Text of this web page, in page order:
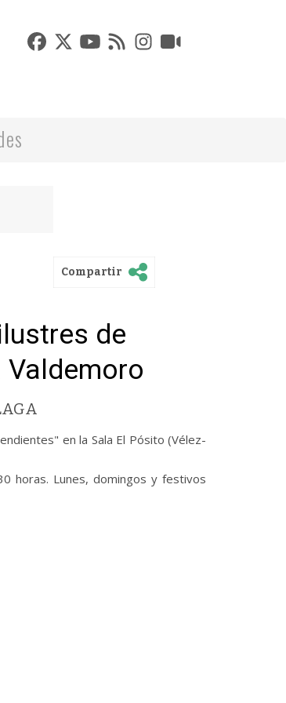
Compartir
de
Valdemoro
en la Sala El Pósito (Vélez-
horas. Lunes, domingos y festivos